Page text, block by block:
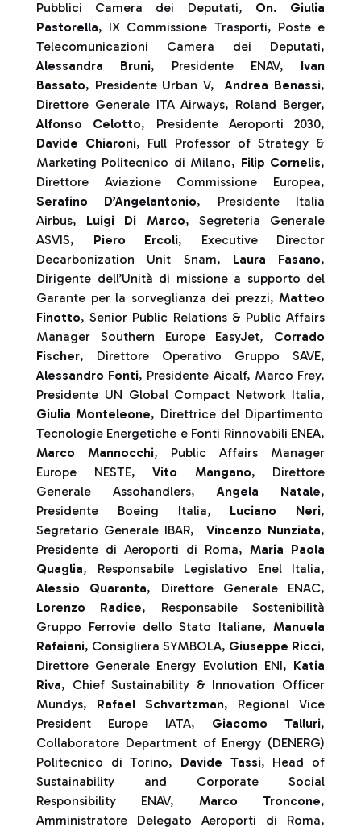
Pubblici Camera dei Deputati, On. Giulia
Pastorella, IX Commissione Trasporti, Poste e
Telecomunicazioni Camera dei Deputati,
Alessandra Bruni, Presidente ENAV, Ivan
Bassato, Presidente Urban V,Andrea Benassi,
Direttore Generale ITA Airways, Roland Berger,
Alfonso Celotto, Presidente Aeroporti 2030,
Davide Chiaroni, Full Professor of Strategy &
Marketing Politecnico di Milano, Filip Cornelis,
Direttore Aviazione Commissione Europea,
Serafino D’Angelantonio, Presidente Italia
Airbus, Luigi Di Marco, Segreteria Generale
ASVIS, Piero Ercoli, Executive Director
Decarbonization Unit Snam, Laura Fasano,
Dirigente dell’Unità di missione a supporto del
Garante per la sorveglianza dei prezzi, Matteo
Finotto, Senior Public Relations & Public Affairs
Manager Southern Europe EasyJet, Corrado
Fischer, Direttore Operativo Gruppo SAVE,
Alessandro Fonti, Presidente Aicalf, Marco Frey,
Presidente UN Global Compact Network Italia,
Giulia Monteleone, Direttrice del Dipartimento
Tecnologie Energetiche e Fonti Rinnovabili ENEA,
Marco Mannocchi, Public Affairs Manager
Europe NESTE, Vito Mangano, Direttore
Generale Assohandlers,Angela Natale,
Presidente Boeing Italia, Luciano Neri,
Segretario Generale IBAR, Vincenzo Nunziata,
Presidente di Aeroporti di Roma, Maria Paola
Quaglia, Responsabile Legislativo Enel Italia,
Alessio Quaranta, Direttore Generale ENAC,
Lorenzo Radice, Responsabile Sostenibilità
Gruppo Ferrovie dello Stato Italiane, Manuela
Rafaiani, Consigliera SYMBOLA, Giuseppe Ricci,
Direttore Generale Energy Evolution ENI, Katia
Riva, Chief Sustainability & Innovation Officer
Mundys, Rafael Schvartzman, Regional Vice
President Europe IATA, Giacomo Talluri,
Collaboratore Department of Energy (DENERG)
Politecnico di Torino, Davide Tassi, Head of
Sustainability and Corporate Social
Responsibility ENAV, Marco Troncone,
Amministratore Delegato Aeroporti di Roma,